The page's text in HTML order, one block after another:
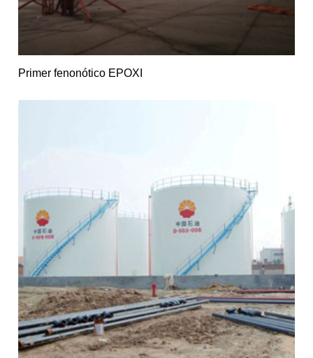
Primer fenonótico EPOXI